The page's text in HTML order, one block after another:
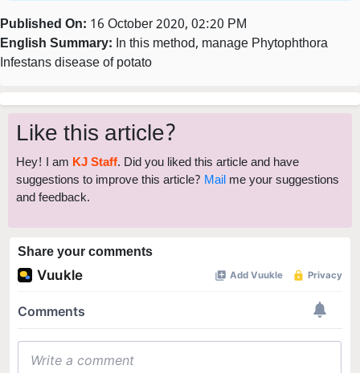
Published On: 16 October 2020, 02:20 PM
English Summary: In this method, manage Phytophthora
Infestans disease of potato
Like this article?
Hey! I am KJ Staff. Did you liked this article and have
suggestions to improve this article? Mail me your suggestions
and feedback.
Share your comments